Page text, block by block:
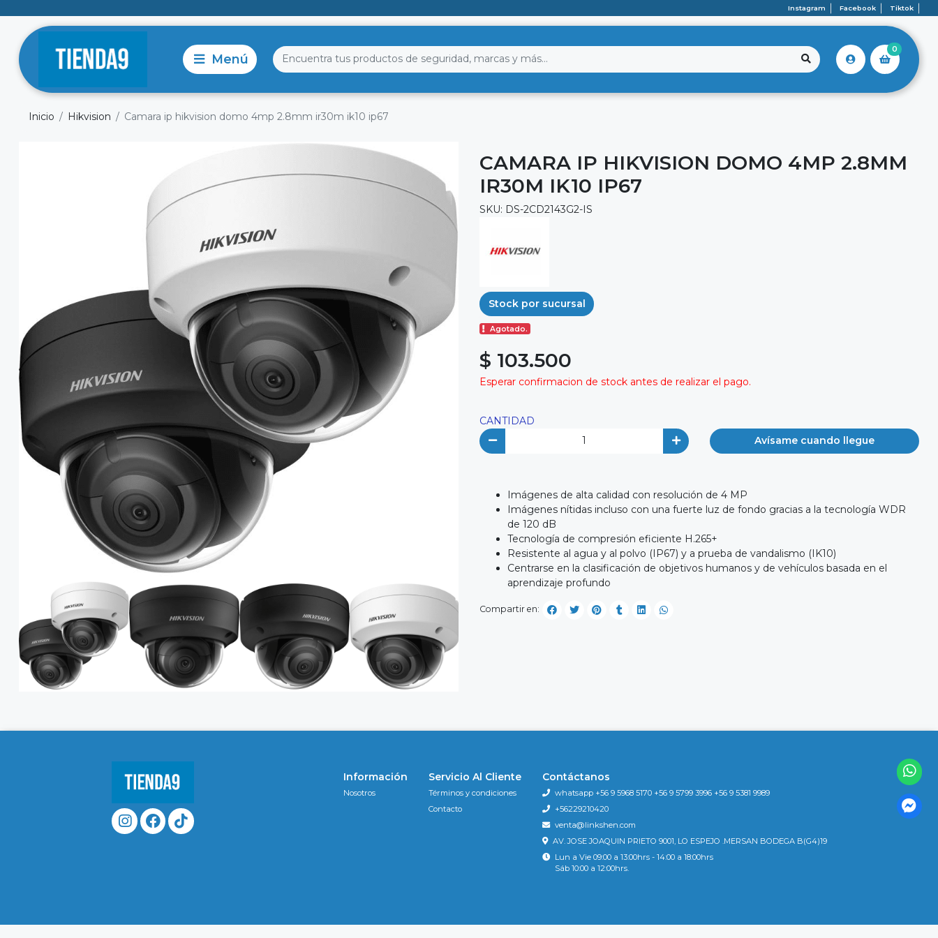
Instagram Facebook Tiktok
0
Inicio Hikvision Camara ip hikvision domo 4mp 2.8mm ir30m ik10 ip67
CAMARA IP HIKVISION DOMO 4MP 2.8MM
IR30M IK10 IP67
SKU: DS-2CD2143G2-IS
Stock por sucursal
Agotado.
$ 103.500
Esperar confirmacion de stock antes de realizar el pago.
CANTIDAD
Avísame cuando llegue
Imágenes de alta calidad con resolución de 4 MP
Imágenes nítidas incluso con una fuerte luz de fondo gracias a la tecnología WDR
de 120 dB
Tecnología de compresión eficiente H.265+
Resistente al agua y al polvo (IP67) y a prueba de vandalismo (IK10)
Centrarse en la clasificación de objetivos humanos y de vehículos basada en el
aprendizaje profundo
Compartir en:
Información
Nosotros
Servicio Al Cliente
Términos y condiciones
Contacto
Contáctanos
whatsapp +56 9 5968 5170 +56 9 5799 3996 +56 9 5381 9989
+56229210420
venta@linkshen.com
AV. JOSE JOAQUIN PRIETO 9001, LO ESPEJO .MERSAN BODEGA B(G4)19
Lun a Vie 09:00 a 13:00hrs - 14:00 a 18:00hrs
Sáb 10:00 a 12:00hrs.